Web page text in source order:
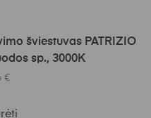
šviestuvas PATRIZIO
sp., 3000K
€